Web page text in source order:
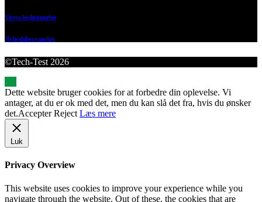
Vores bedømmelse
Nyhedsbrevsarkiv
©Tech-Test 2026
Dette website bruger cookies for at forbedre din oplevelse. Vi
antager, at du er ok med det, men du kan slå det fra, hvis du ønsker
det.Accepter Reject Læs mere
Luk
Privacy Overview
This website uses cookies to improve your experience while you
navigate through the website. Out of these, the cookies that are